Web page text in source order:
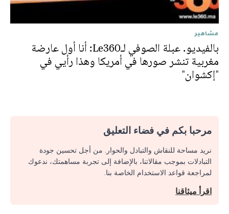
مشاهير
بالفيديو. عبلة الصوفي لـLe360: أنا أول عارضة
مغربية تنشر صورها في أمريكا وهذا رأيي في
"إكشوان"
مرحبا بكم في فضاء التعليق
نريد مساحة للنقاش والتبادل والحوار. من أجل تحسين جودة
التبادلات بموجب مقالاتنا، بالإضافة إلى تجربة مساهمتك، ندعوك
لمراجعة قواعد الاستخدام الخاصة بنا.
اقرأ ميثاقنا